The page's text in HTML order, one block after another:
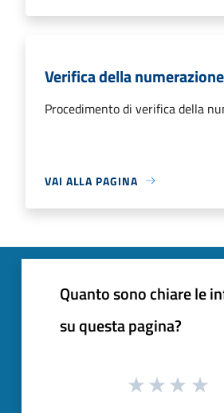
Verifica della
Procedimento di verifica della
VAI ALLA PAGINA
Quanto sono chiare le
su questa pagina?